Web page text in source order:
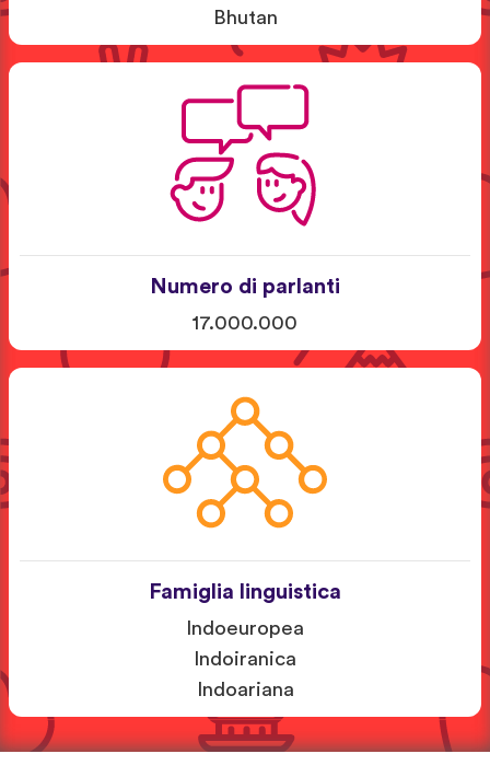
Bhutan
Numero di parlanti
17.000.000
Famiglia linguistica
Indoeuropea
Indoiranica
Indoariana